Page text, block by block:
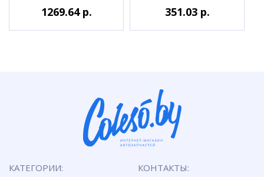
1269.64 р. 351.03 р.
КАТЕГОРИИ: КОНТАКТЫ: